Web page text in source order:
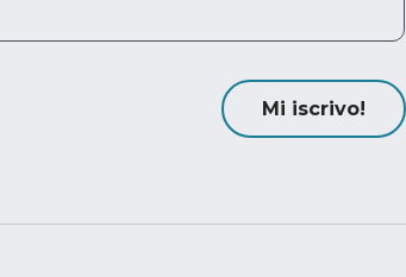
Mi iscrivo!